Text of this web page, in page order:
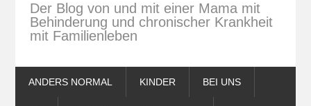
Der Blog von und mit einer Mama mit
Behinderung und chronischer Krankheit
mit Familienleben
ANDERS NORMAL KINDER BEI UNS